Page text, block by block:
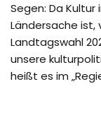
Segen: Da
Ländersache ist,
Landtagswahl
unsere
heißt es im